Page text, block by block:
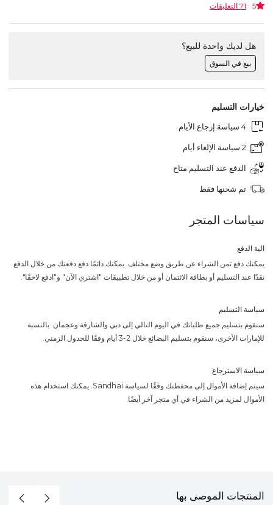
5 71 التعليقات
هل لديك واحدة للبيع؟
بيع في السوق
خيارات التسليم
4 سياسة إرجاع الأيام
2 سياسة الإلغاء أيام
الدفع عند التسليم متاح
تم شحنها فقط
سياسات المتجر
الية الدفع
يمكنك دفع ثمن الشراء عن طريق وضع مختلف. يمكنك دائمًا دفع دفعتك من خلال الدفع
نقدًا عند التسليم أو بطاقة الائتمان أو من خلال تطبيقات "اشتري الآن" و"ادفع لاحقًا".
سياسة التسليم
سنقوم بتسليم جميع طلباتك في اليوم التالي إلى دبي والشارقة وعجمان. بالنسبة
للإمارات الأخرى، سنقوم بتسليم البضائع خلال 2-3 أيام وفقًا للجدول الزمني.
سياسة الاسترجاع
سيتم إضافة الأموال إلى محفظتك وفقًا لسياسة Sandhai. يمكنك استخدام هذه
الأموال لمزيد من الشراء في أي متجر آخر أيضًا.
المنتجات الموصى بها